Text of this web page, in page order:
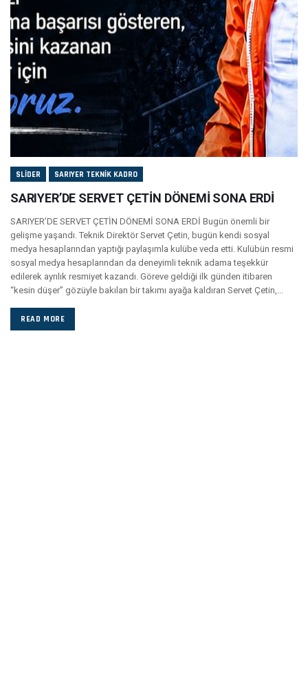
SLIDER SARIYER TEKNIK KADRO
SARIYER’DE SERVET ÇETİN DÖNEMİ SONA ERDİ
SARIYER’DE SERVET ÇETİN DÖNEMİ SONA ERDİ Bugün önemli bir
gelişme yaşandı. Teknik Direktör Servet Çetin, bugün kendi sosyal
medya hesaplarından yaptığı paylaşımla kulübe veda etti. Kulübün resmi
sosyal medya hesaplarından da deneyimli teknik adama teşekkür
edilerek ayrılık resmiyet kazandı. Göreve geldiği ilk günden itibaren
“kesin düşer” gözüyle bakılan bir takımı ayağa kaldıran Servet Çetin,...
READ MORE